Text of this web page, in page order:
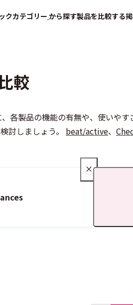
クカテゴリー から探す製品を比較する
較
製品の機能の有無や、使いやす
討しましょう。 beat/active、